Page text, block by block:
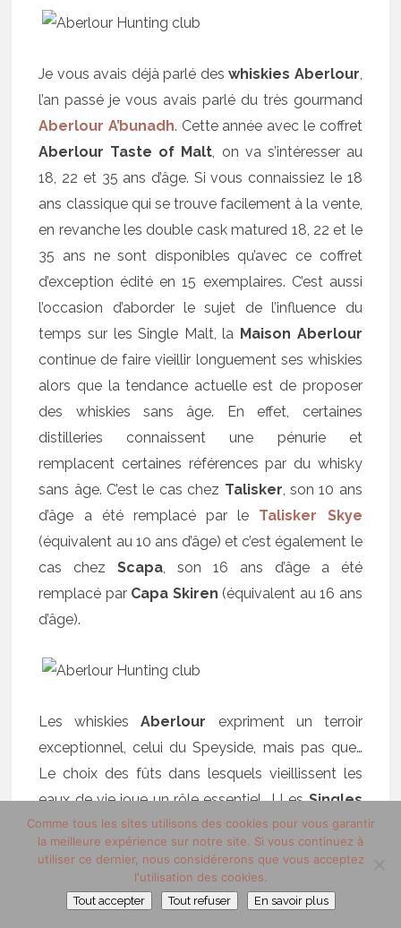
Je vous avais déjà parlé deswhiskies Aberlour,
l’an passé je vous avais parlé du très gourmand
Aberlour A’bunadh. Cette année avec le coffret
Aberlour Taste of Malt, on va s’intéresser au
18, 22 et 35 ans d’âge. Si vous connaissiez le 18
ans classique qui se trouve facilement à la vente,
en revanche les double cask matured 18, 22 et le
35 ans ne sont disponibles qu’avec ce coffret
d’exception édité en 15 exemplaires. C’est aussi
l’occasion d’aborder le sujet de l’influence du
temps sur les Single Malt, la Maison Aberlour
continue de faire vieillir longuement ses whiskies
alors que la tendance actuelle est de proposer
des whiskies sans âge. En effet, certaines
distilleries connaissent une pénurie et
remplacent certaines références par du whisky
sans âge. C’est le cas chez Talisker, son 10 ans
d’âge a été remplacé par le Talisker Skye
(équivalent au 10 ans d’âge) et c’est également le
cas chezScapa, son 16 ans d’âge a été
remplacé par Capa Skiren (équivalent au 16 ans
d’âge).
Les whiskiesAberlour expriment un terroir
exceptionnel, celui du Speyside, mais pas que…
Le choix des fûts dans lesquels vieillissent les
eaux de vie joue un rôle essentiel ! LesSingles
Malts Aberlour possèdent l’appellationSingle
Malt Scotch Whiskyqui impose de faire vieillir
l’eau-de-vie dans des fûts pendant plusieurs
années (3 ans minimum).Aberlourse sert de
Comme tous les sites utilisons des cookies pour vous garantir
la meilleure expérience sur notre site. Si vous continuez à
utiliser ce dernier, nous considérerons que vous acceptez
l'utilisation des cookies.
Tout accepter Tout refuser En savoir plus